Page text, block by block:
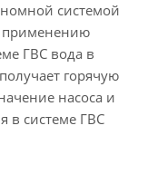
системой
применению
ГВС вода в
горячую
насоса и
в системе ГВС